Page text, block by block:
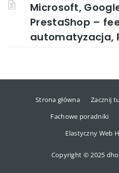
Microsoft,
PrestaShop –
automatyzacja,
Strona główna Zacznij
Fachowe poradniki
Elastyczny Web
Copyright © 2025